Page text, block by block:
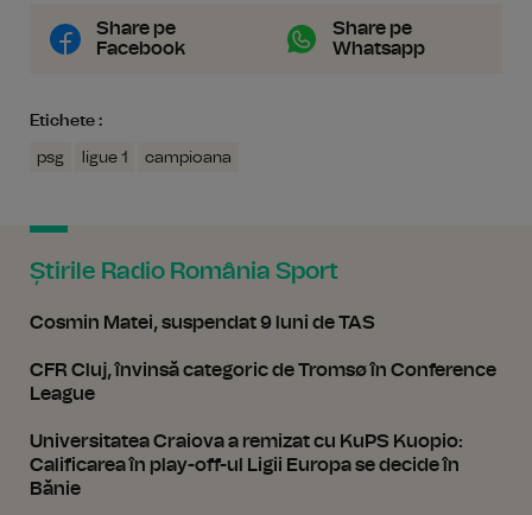
Share pe
Facebook
Share pe
Whatsapp
Etichete :
psg ligue 1 campioana
Știrile Radio România Sport
Cosmin Matei, suspendat 9 luni de TAS
CFR Cluj, învinsă categoric de Tromsø în Conference
League
Universitatea Craiova a remizat cu KuPS Kuopio:
Calificarea în play-off-ul Ligii Europa se decide în
Bănie